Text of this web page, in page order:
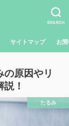
SEARCH
サイトマップ お
の原因やリ
！
たるみ